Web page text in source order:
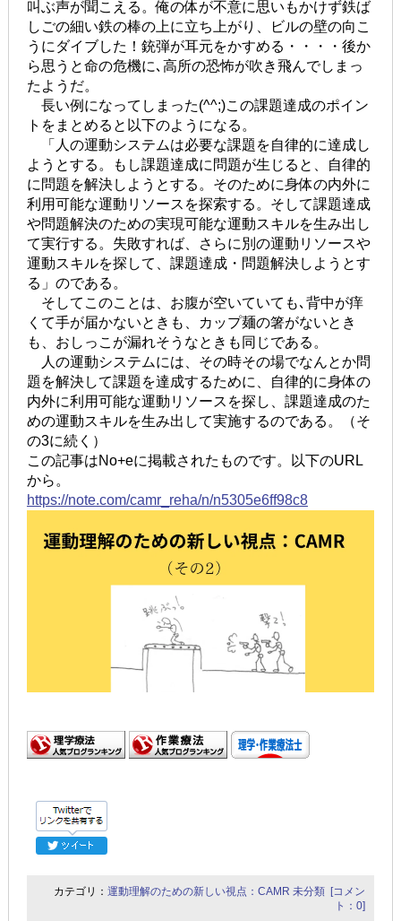
叫ぶ声が聞こえる。俺の体が不意に思いもかけず鉄ば
しごの細い鉄の棒の上に立ち上がり、ビルの壁の向こ
うにダイブした！銃弾が耳元をかすめる・・・・後か
ら思うと命の危機に､高所の恐怖が吹き飛んでしまっ
たようだ。
長い例になってしまった(^^;)この課題達成のポイン
トをまとめると以下のようになる。
「人の運動システムは必要な課題を自律的に達成し
ようとする。もし課題達成に問題が生じると、自律的
に問題を解決しようとする。そのために身体の内外に
利用可能な運動リソースを探索する。そして課題達成
や問題解決のための実現可能な運動スキルを生み出し
て実行する。失敗すれば、さらに別の運動リソースや
運動スキルを探して、課題達成・問題解決しようとす
る」のである。
そしてこのことは、お腹が空いていても､背中が痒
くて手が届かないときも、カップ麺の箸がないとき
も、おしっこが漏れそうなときも同じである。
人の運動システムには、その時その場でなんとか問
題を解決して課題を達成するために、自律的に身体の
内外に利用可能な運動リソースを探し、課題達成のた
めの運動スキルを生み出して実施するのである。（そ
の3に続く）
この記事はNo+eに掲載されたものです。以下のURL
から。
https://note.com/camr_reha/n/n5305e6ff98c8
カテゴリ：運動理解のための新しい視点：CAMR 未分類 [コメン
ト：0]